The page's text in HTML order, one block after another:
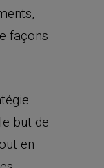
façons
but de
en